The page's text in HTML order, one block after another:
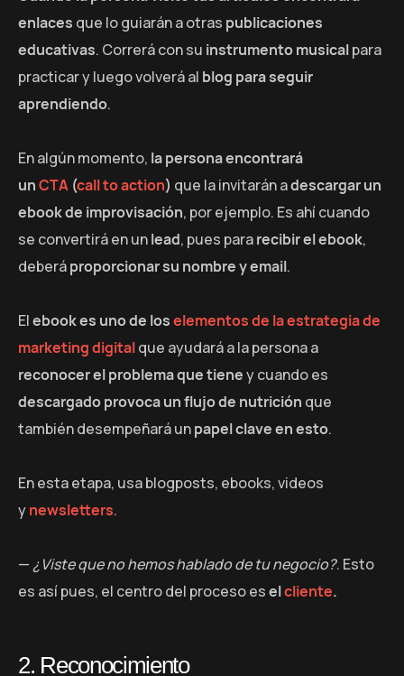
enlaces que lo guiarán a otras publicaciones
educativas. Correrá con su instrumento musicalpara
practicar y luego volverá al blog para seguir
aprendiendo.
En algún momento, la persona encontrará
unCTA (call to action) que la invitarán adescargar un
ebook de improvisación, por ejemplo. Es ahí cuando
se convertirá en unlead, pues pararecibir el ebook,
deberáproporcionar su nombre y email.
Elebook es uno de loselementos de la estrategia de
marketing digitalque ayudará a la persona a
reconocer el problema que tieney cuando es
descargado provoca un flujo de nutrición que
también desempeñará unpapel clave en esto.
En esta etapa, usa blogposts, ebooks, videos
ynewsletters.
— ¿Viste que no hemos hablado de tu negocio?. Esto
es así pues, el centro del proceso eselcliente.
2. Reconocimiento